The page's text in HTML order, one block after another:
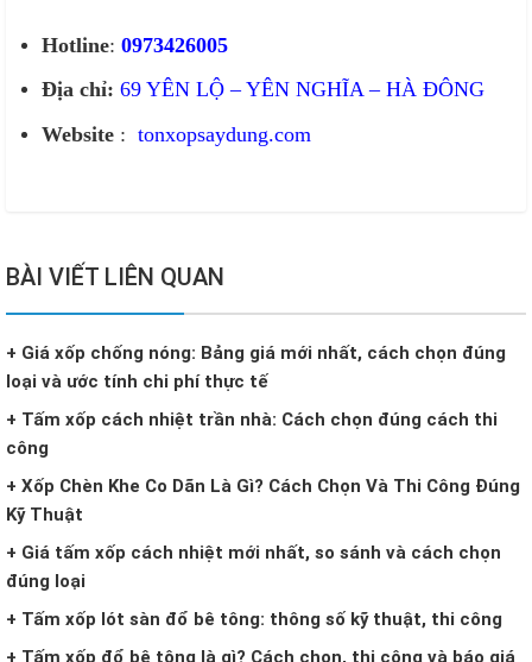
Hotline: 0973426005
Địa chỉ: 69 YÊN LỘ – YÊN NGHĨA – HÀ ĐÔNG
Website : tonxopsaydung.com
BÀI VIẾT LIÊN QUAN
+ Giá xốp chống nóng: Bảng giá mới nhất, cách chọn đúng
loại và ước tính chi phí thực tế
+ Tấm xốp cách nhiệt trần nhà: Cách chọn đúng cách thi
công
+ Xốp Chèn Khe Co Dãn Là Gì? Cách Chọn Và Thi Công Đúng
Kỹ Thuật
+ Giá tấm xốp cách nhiệt mới nhất, so sánh và cách chọn
đúng loại
+ Tấm xốp lót sàn đổ bê tông: thông số kỹ thuật, thi công
+ Tấm xốp đổ bê tông là gì? Cách chọn, thi công và báo giá